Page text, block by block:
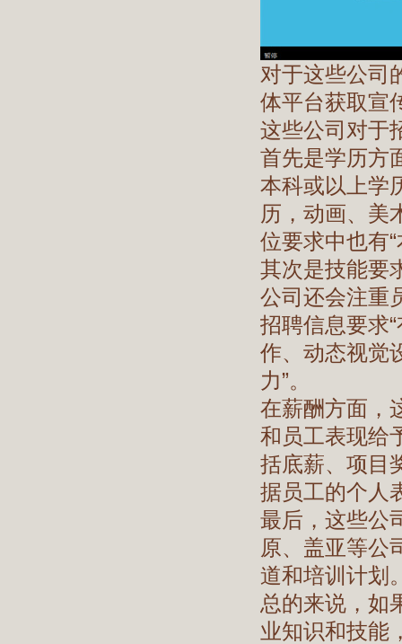
对于这些公司
体平台获取宣
这些公司对于
首先是学历方
本科或以上学
历，动画、美
位要求中也有
其次是技能要
公司还会注重
招聘信息要求
作、动态视觉
力”。
在薪酬方面，
和员工表现给
括底薪、项目
据员工的个人
最后，这些公
原、盖亚等公
道和培训计划
总的来说，如
业知识和技能